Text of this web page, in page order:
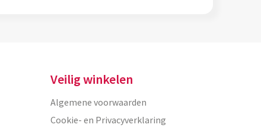
Veilig winkelen
Algemene voorwaarden
Cookie- en Privacyverklaring